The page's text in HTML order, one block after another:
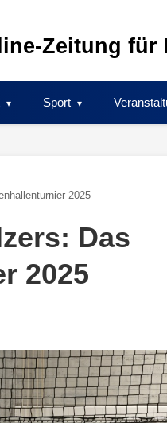
Zeitung für
Sport
2025
Das
2025